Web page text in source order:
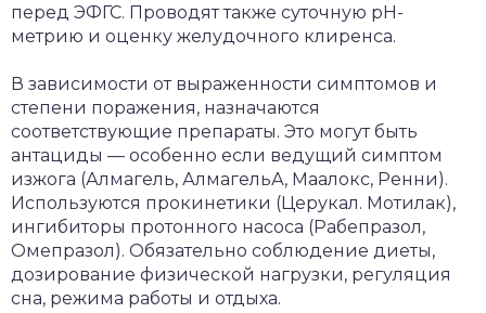
перед ЭФГС. Проводят также суточную рН-
метрию и оценку желудочного клиренса.
В зависимости от выраженности симптомов и
степени поражения, назначаются
соответствующие препараты. Это могут быть
антациды — особенно если ведущий симптом
изжога (Алмагель, АлмагельА, Маалокс, Ренни).
Используются прокинетики (Церукал. Мотилак),
ингибиторы протонного насоса (Рабепразол,
Омепразол). Обязательно соблюдение диеты,
дозирование физической нагрузки, регуляция
сна, режима работы и отдыха.